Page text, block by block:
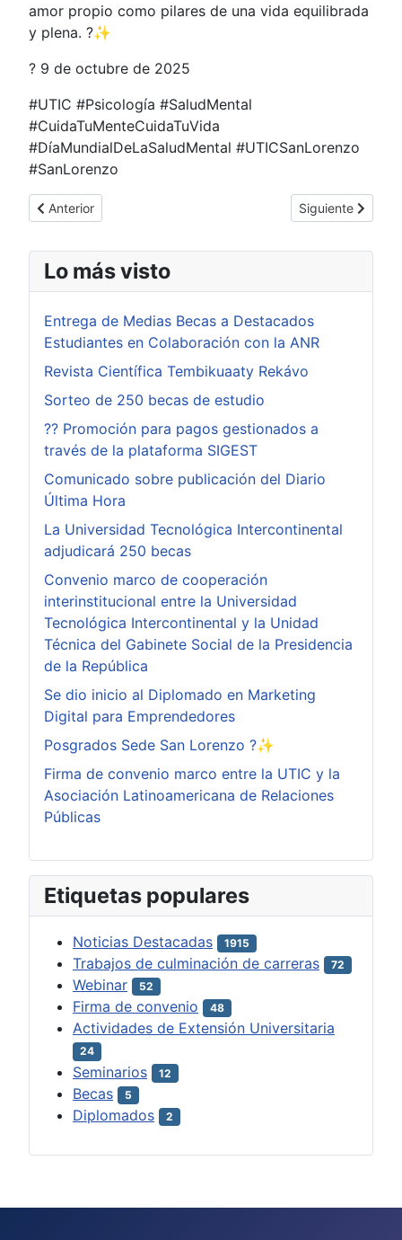
amor propio como pilares de una vida equilibrada
y plena. ?✨
? 9 de octubre de 2025
#UTIC #Psicología #SaludMental
#CuidaTuMenteCuidaTuVida
#DíaMundialDeLaSaludMental #UTICSanLorenzo
#SanLorenzo
Artículo anterior: ?✨ Workshop Comercial – UTIC San Lorenzo
Anterior Artículo
Siguiente
Lo más visto
Entrega de Medias Becas a Destacados
Estudiantes en Colaboración con la ANR
Revista Científica Tembikuaaty Rekávo
Sorteo de 250 becas de estudio
?? Promoción para pagos gestionados a
través de la plataforma SIGEST
Comunicado sobre publicación del Diario
Última Hora
La Universidad Tecnológica Intercontinental
adjudicará 250 becas
Convenio marco de cooperación
interinstitucional entre la Universidad
Tecnológica Intercontinental y la Unidad
Técnica del Gabinete Social de la Presidencia
de la República
Se dio inicio al Diplomado en Marketing
Digital para Emprendedores
Posgrados Sede San Lorenzo ?✨
Firma de convenio marco entre la UTIC y la
Asociación Latinoamericana de Relaciones
Públicas
Etiquetas populares
Noticias Destacadas 1915
Trabajos de culminación de carreras 72
Webinar 52
Firma de convenio 48
Actividades de Extensión Universitaria
24
Seminarios 12
Becas 5
Diplomados 2